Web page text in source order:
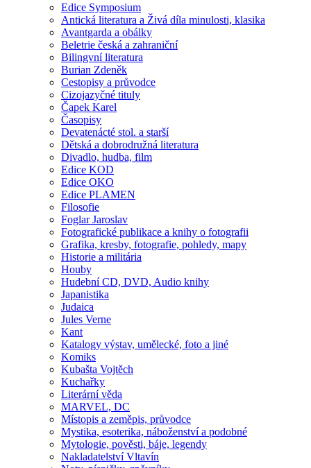
Edice Symposium
Antická literatura a Živá díla minulosti, klasika
Avantgarda a obálky
Beletrie česká a zahraniční
Bilingvní literatura
Burian Zdeněk
Cestopisy a průvodce
Cizojazyčné tituly
Čapek Karel
Časopisy
Devatenácté stol. a starší
Dětská a dobrodružná literatura
Divadlo, hudba, film
Edice KOD
Edice OKO
Edice PLAMEN
Filosofie
Foglar Jaroslav
Fotografické publikace a knihy o fotografii
Grafika, kresby, fotografie, pohledy, mapy
Historie a militária
Houby
Hudební CD, DVD, Audio knihy
Japanistika
Judaica
Jules Verne
Kant
Katalogy výstav, umělecké, foto a jiné
Komiks
Kubašta Vojtěch
Kuchařky
Literární věda
MARVEL, DC
Místopis a zeměpis, průvodce
Mystika, esoterika, náboženství a podobné
Mytologie, pověsti, báje, legendy
Nakladatelství Vltavín